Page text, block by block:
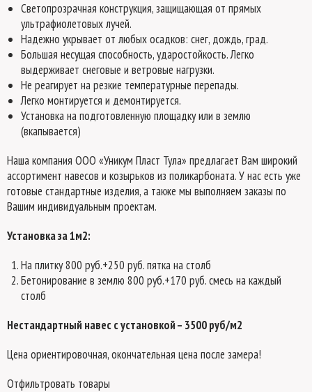
Светопрозрачная конструкция, защищающая от прямых
ультрафиолетовых лучей.
Надежно укрывает от любых осадков: снег, дождь, град.
Большая несущая способность, ударостойкость. Легко
выдерживает снеговые и ветровые нагрузки.
Не реагирует на резкие температурные перепады.
Легко монтируется и демонтируется.
Установка на подготовленную площадку или в землю
(вкапывается)
Наша компания ООО «Уникум Пласт Тула» предлагает Вам широкий
ассортимент навесов и козырьков из поликарбоната. У нас есть уже
готовые стандартные изделия, а также мы выполняем заказы по
Вашим индивидуальным проектам.
Установка за 1м2:
На плитку 800 руб.+250 руб. пятка на столб
Бетонирование в землю 800 руб.+170 руб. смесь на каждый
столб
Нестандартный навес с установкой – 3500 руб/м2
Цена ориентировочная, окончательная цена после замера!
Отфильтровать товары